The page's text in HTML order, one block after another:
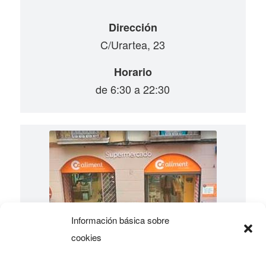
Información básica sobre
cookies
Dirección
C/Urartea, 23
Horario
de 6:30 a 22:30